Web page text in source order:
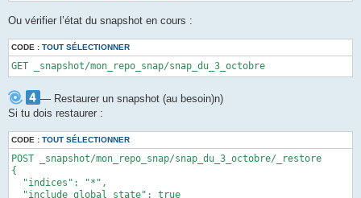
Ou vérifier l’état du snapshot en cours :
CODE : TOUT SÉLECTIONNER
GET _snapshot/mon_repo_snap/snap_du_3_octobre
— Restaurer un snapshot (au besoin)n)
Si tu dois restaurer :
CODE : TOUT SÉLECTIONNER
POST _snapshot/mon_repo_snap/snap_du_3_octobre/_restore
{
  "indices": "*",
  "include_global_state": true